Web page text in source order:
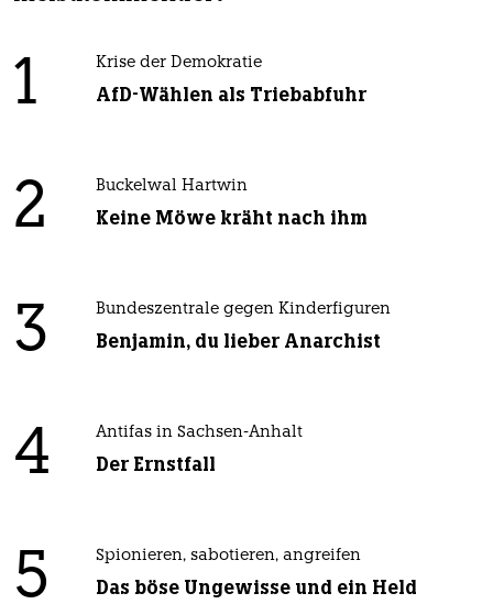
1 Krise der Demokratie
AfD-Wählen als Triebabfuhr
2 Buckelwal Hartwin
Keine Möwe kräht nach ihm
3 Bundeszentrale gegen Kinderfiguren
Benjamin, du lieber Anarchist
4 Antifas in Sachsen-Anhalt
Der Ernstfall
5 Spionieren, sabotieren, angreifen
Das böse Ungewisse und ein Held